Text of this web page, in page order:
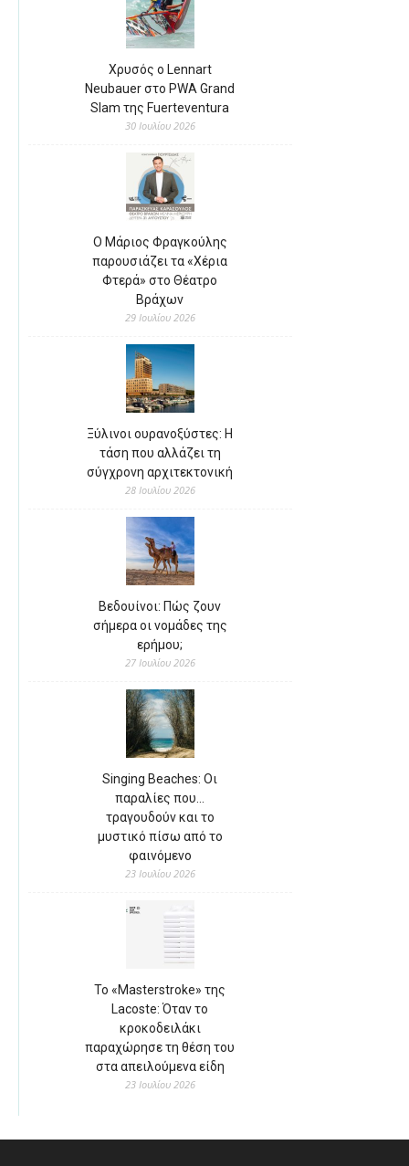
Χρυσός ο Lennart
Neubauer στο PWA Grand
Slam της Fuerteventura
30 Ιουλίου 2026
Ο Μάριος Φραγκούλης
παρουσιάζει τα «Χέρια
Φτερά» στο Θέατρο
Βράχων
29 Ιουλίου 2026
Ξύλινοι ουρανοξύστες: Η
τάση που αλλάζει τη
σύγχρονη αρχιτεκτονική
28 Ιουλίου 2026
Βεδουίνοι: Πώς ζουν
σήμερα οι νομάδες της
ερήμου;
27 Ιουλίου 2026
Singing Beaches: Οι
παραλίες που…
τραγουδούν και το
μυστικό πίσω από το
φαινόμενο
23 Ιουλίου 2026
Το «Masterstroke» της
Lacoste: Όταν το
κροκοδειλάκι
παραχώρησε τη θέση του
στα απειλούμενα είδη
23 Ιουλίου 2026